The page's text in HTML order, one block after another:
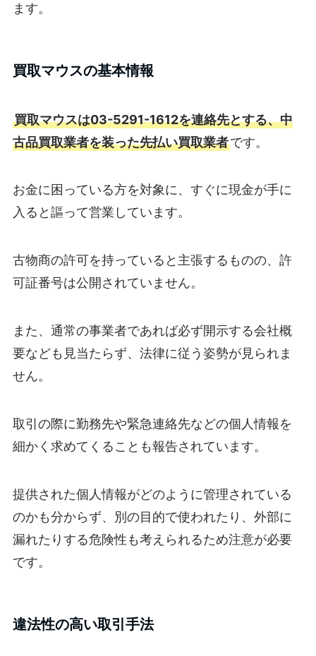
ます。
買取マウスの基本情報
買取マウスは03-5291-1612を連絡先とする、中
古品買取業者を装った先払い買取業者です。
お金に困っている方を対象に、すぐに現金が手に
入ると謳って営業しています。
古物商の許可を持っていると主張するものの、許
可証番号は公開されていません。
また、通常の事業者であれば必ず開示する会社概
要なども見当たらず、法律に従う姿勢が見られま
せん。
取引の際に勤務先や緊急連絡先などの個人情報を
細かく求めてくることも報告されています。
提供された個人情報がどのように管理されている
のかも分からず、別の目的で使われたり、外部に
漏れたりする危険性も考えられるため注意が必要
です。
違法性の高い取引手法